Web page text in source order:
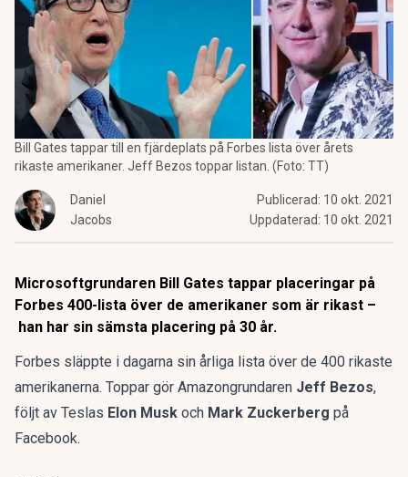
Bill Gates tappar till en fjärdeplats på Forbes lista över årets
rikaste amerikaner. Jeff Bezos toppar listan. (Foto: TT)
Daniel
Jacobs
Publicerad: 10 okt. 2021
Uppdaterad: 10 okt. 2021
Microsoftgrundaren Bill Gates tappar placeringar på
Forbes 400-lista över de amerikaner som är rikast –
han har sin sämsta placering på 30 år.
Forbes släppte i dagarna sin årliga lista över de 400 rikaste
amerikanerna. Toppar gör Amazongrundaren Jeff Bezos,
följt av Teslas Elon Musk och Mark Zuckerberg på
Facebook.